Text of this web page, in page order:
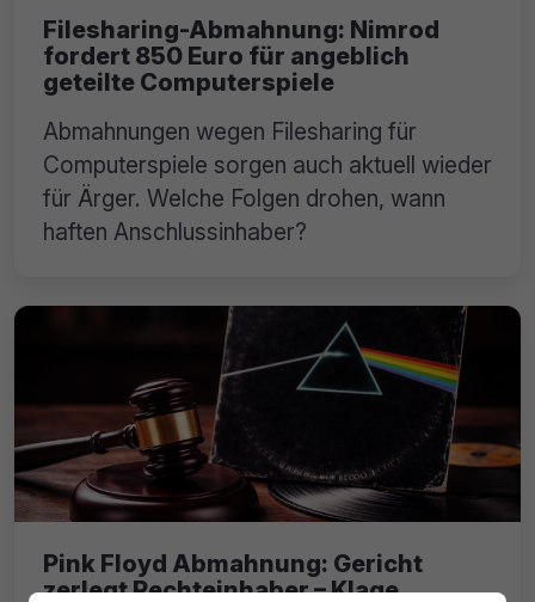
Filesharing-Abmahnung: Nimrod
fordert 850 Euro für angeblich
geteilte Computerspiele
Abmahnungen wegen Filesharing für
Computerspiele sorgen auch aktuell wieder
für Ärger. Welche Folgen drohen, wann
haften Anschlussinhaber?
Pink Floyd Abmahnung: Gericht
zerlegt Rechteinhaber – Klage